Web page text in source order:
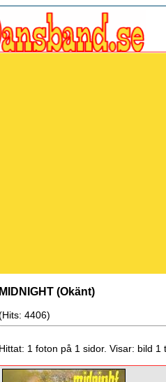
MIDNIGHT (Okänt)
4406)
Hittat: 1 foton på 1 sidor. Visar: bild 1